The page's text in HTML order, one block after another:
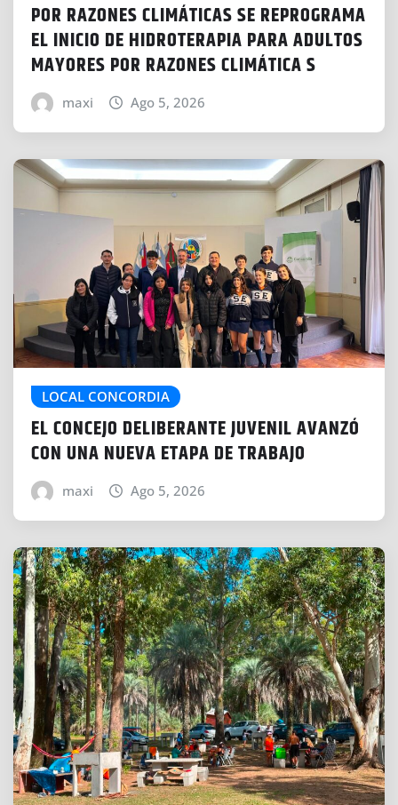
POR RAZONES CLIMÁTICAS SE REPROGRAMA
EL INICIO DE HIDROTERAPIA PARA ADULTOS
MAYORES POR RAZONES CLIMÁTICA S
maxi Ago 5, 2026
LOCAL CONCORDIA
EL CONCEJO DELIBERANTE JUVENIL AVANZÓ
CON UNA NUEVA ETAPA DE TRABAJO
maxi Ago 5, 2026